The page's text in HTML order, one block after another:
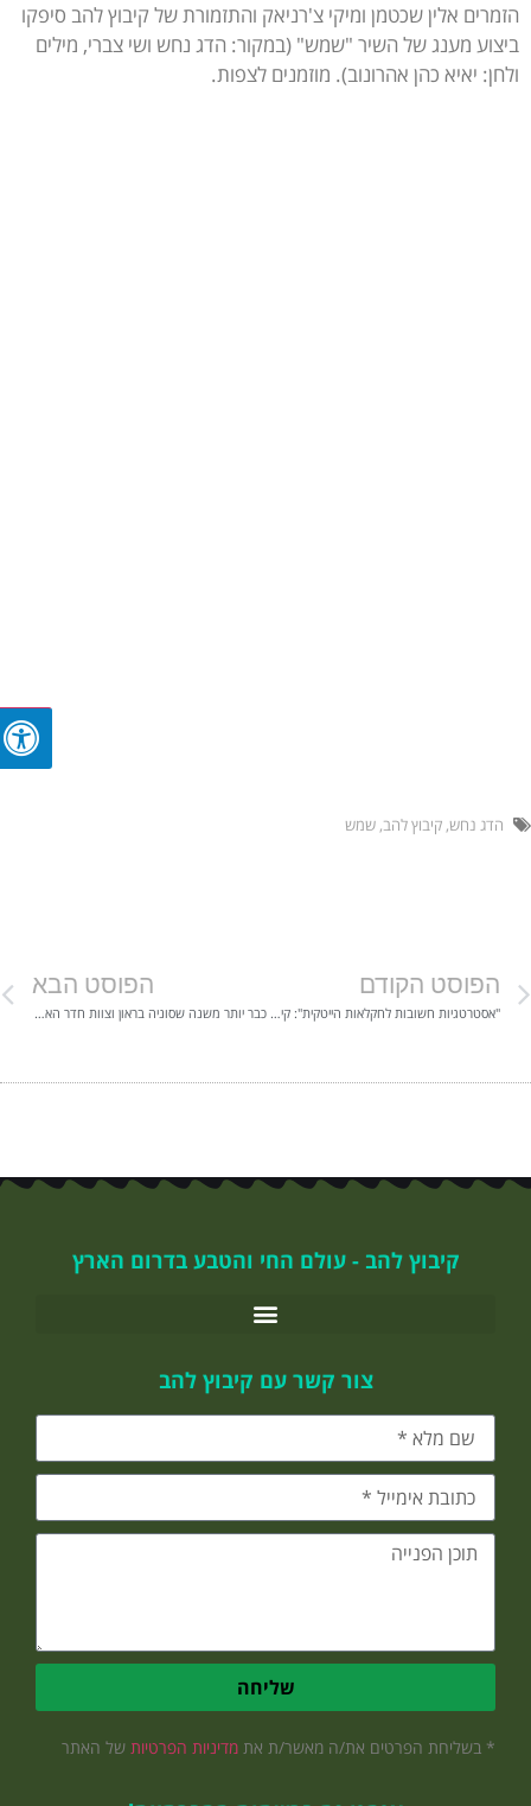
הזמרים אלין שכטמן ומיקי צ'רניאק והתזמורת של קיבוץ להב סיפקו
ביצוע מענג של השיר "שמש" (במקור: הדג נחש ושי צברי, מילים
ולחן: יאיא כהן אהרונוב). מוזמנים לצפות.
הדג נחש,קיבוץ להב,שמש
הפוסט הקודם
"אסטרטגיות חשובות לחקלאות הייטקית": קיבוץ להב במיינט העמק
הפוסט הבא
כבר יותר משנה שסוניה בראון וצוות חדר האוכל עושים משהו קטן – וענק.
קיבוץ להב - עולם החי והטבע בדרום הארץ
צור קשר עם קיבוץ להב
שליחה
* בשליחת הפרטים את/ה מאשר/ת אתמדיניות הפרטיותשל האתר